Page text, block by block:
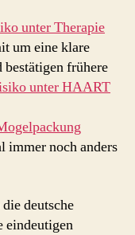
unter Therapie
um eine klare
bestätigen frühere
unter HAART
immer noch anders
deutsche
eindeutigen